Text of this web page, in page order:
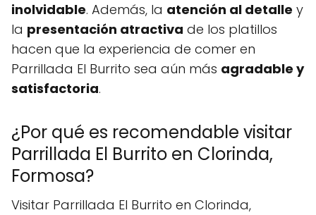
inolvidable. Además, la atención al detalle y
la presentación atractiva de los platillos
hacen que la experiencia de comer en
Parrillada El Burrito sea aún más agradable y
satisfactoria.
¿Por qué es recomendable visitar
Parrillada El Burrito en Clorinda,
Formosa?
Visitar Parrillada El Burrito en Clorinda,